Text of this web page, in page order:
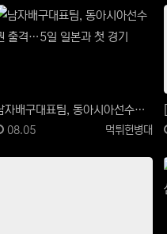
남자배구대표팀, 동아시아선수권 출격…5일 일본과 첫 경기
등록자
먹튀헌병대
등록일
08.05